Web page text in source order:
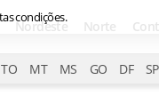
Nordeste Norte
TO MT MS GO DF SP
condições.